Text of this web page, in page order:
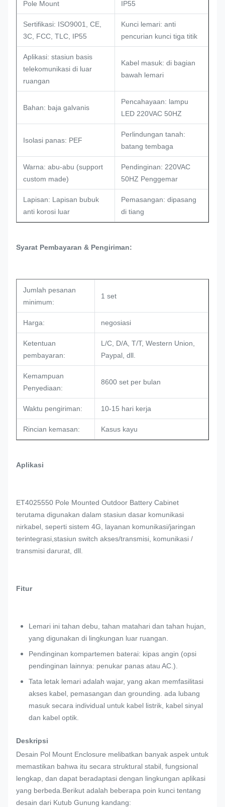
Pole Mount IP55
Sertifikasi: ISO9001, CE,
3C, FCC, TLC, IP55
Kunci lemari: anti
pencurian kunci tiga titik
Aplikasi: stasiun basis
telekomunikasi di luar
ruangan
Kabel masuk: di bagian
bawah lemari
Bahan: baja galvanis
Pencahayaan: lampu
LED 220VAC 50HZ
Isolasi panas: PEF
Perlindungan tanah:
batang tembaga
Warna: abu-abu (support
custom made)
Pendinginan: 220VAC
50HZ Penggemar
Lapisan: Lapisan bubuk
anti korosi luar
Pemasangan: dipasang
di tiang
Syarat Pembayaran & Pengiriman:
Jumlah pesanan
minimum:
1 set
Harga: negosiasi
Ketentuan
pembayaran:
L/C, D/A, T/T, Western Union,
Paypal, dll.
Kemampuan
Penyediaan:
8600 set per bulan
Waktu pengiriman: 10-15 hari kerja
Rincian kemasan: Kasus kayu
Aplikasi
ET4025550 Pole Mounted Outdoor Battery Cabinet
terutama digunakan dalam stasiun dasar komunikasi
nirkabel, seperti sistem 4G, layanan komunikasi/jaringan
terintegrasi,stasiun switch akses/transmisi, komunikasi /
transmisi darurat, dll.
Fitur
Lemari ini tahan debu, tahan matahari dan tahan hujan,
yang digunakan di lingkungan luar ruangan.
Pendinginan kompartemen baterai: kipas angin (opsi
pendinginan lainnya: penukar panas atau AC.).
Tata letak lemari adalah wajar, yang akan memfasilitasi
akses kabel, pemasangan dan grounding. ada lubang
masuk secara individual untuk kabel listrik, kabel sinyal
dan kabel optik.
Deskripsi
Desain Pol Mount Enclosure melibatkan banyak aspek untuk
memastikan bahwa itu secara struktural stabil, fungsional
lengkap, dan dapat beradaptasi dengan lingkungan aplikasi
yang berbeda.Berikut adalah beberapa poin kunci tentang
desain dari Kutub Gunung kandang: